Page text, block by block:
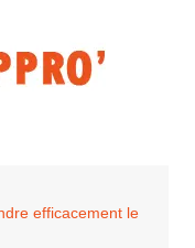
efficacement le